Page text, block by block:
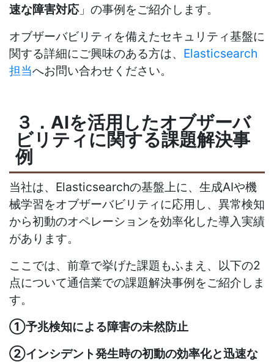
速な障害対応」の事例をご紹介します。
オブザーバビリティを備えたセキュリティ基盤に
関する詳細にご興味のある方は、 Elasticsearch
担当へお問い合わせください。
３． AIを活用したオブザーバ
ビリティに関する課題解決事
例
当社は、 Elasticsearchの基盤上に、生成AIや機
械学習をオブザーバビリティに応用し、異常検知
から初動のオペレーションを効率化した導入実績
があります。
ここでは、前章で挙げた課題もふまえ、以下の2
点について通信業での課題解決事例をご紹介しま
す。
①予兆検知による障害の未然防止
②インシデント発生時の初動の効率化と迅速な